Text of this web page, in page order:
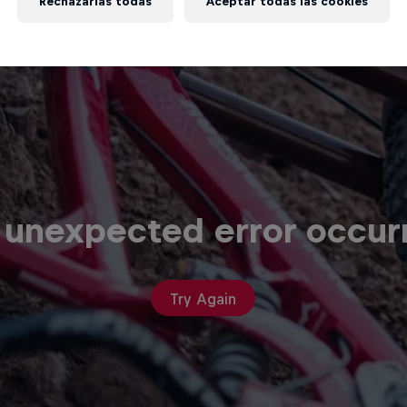
error
Try Again